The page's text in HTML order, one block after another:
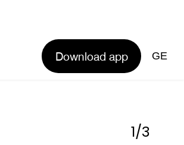
Download app GE
1/3